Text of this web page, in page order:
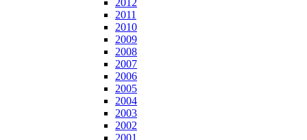
2012
2011
2010
2009
2008
2007
2006
2005
2004
2003
2002
2001